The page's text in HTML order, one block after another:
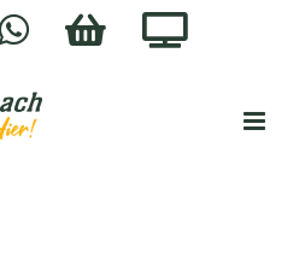
WhatsApp
HC-